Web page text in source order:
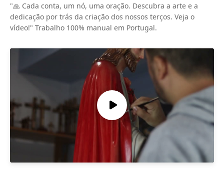
"🙏 Cada conta, um nó, uma oração. Descubra a arte e a
dedicação por trás da criação dos nossos terços. Veja o
vídeo!" Trabalho 100% manual em Portugal.